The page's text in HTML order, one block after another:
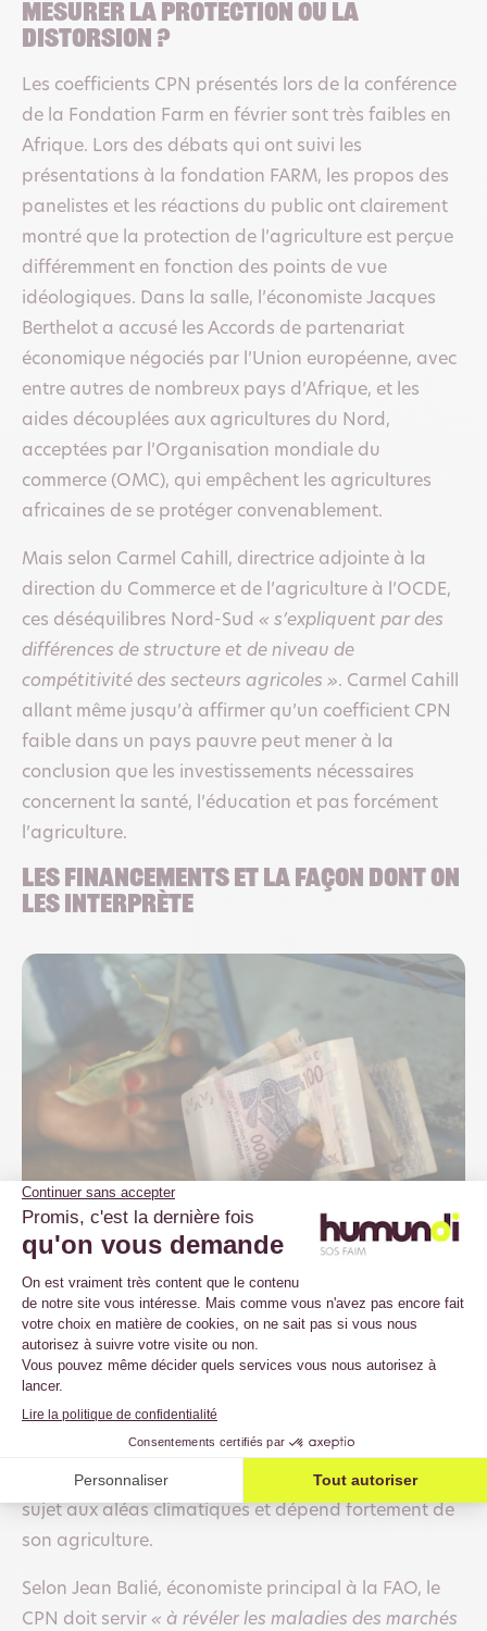
Mesurer la protection ou la
distorsion ?
Les coefficients CPN présentés lors de la conférence
de la Fondation Farm en février sont très faibles en
Afrique. Lors des débats qui ont suivi les
présentations à la fondation FARM, les propos des
panelistes et les réactions du public ont clairement
montré que la protection de l’agriculture est perçue
différemment en fonction des points de vue
idéologiques. Dans la salle, l’économiste Jacques
Berthelot a accusé les Accords de partenariat
économique négociés par l’Union européenne, avec
entre autres de nombreux pays d’Afrique, et les
aides découplées aux agricultures du Nord,
acceptées par l’Organisation mondiale du
commerce (OMC), qui empêchent les agricultures
africaines de se protéger convenablement.
Mais selon Carmel Cahill, directrice adjointe à la
direction du Commerce et de l’agriculture à l’OCDE,
ces déséquilibres Nord-Sud « s’expliquent par des
différences de structure et de niveau de
compétitivité des secteurs agricoles ». Carmel Cahill
allant même jusqu’à affirmer qu’un coefficient CPN
faible dans un pays pauvre peut mener à la
conclusion que les investissements nécessaires
concernent la santé, l’éducation et pas forcément
l’agriculture.
Les financements et la façon dont on
les interprète
Analyser la nature des soutiens c’est en effet être
obligé de faire des choix et de proposer des priorités
en matière d’investissements, qui reflètent une
opinion fondée idéologiquement. Jean-Christophe
Debar, directeur de la Fondation FARM a ainsi
défendu l’idée que l’aide aux assurances récoltes
est trop faible en Afrique alors que le continent est
sujet aux aléas climatiques et dépend fortement de
son agriculture.
Selon Jean Balié, économiste principal à la FAO, le
CPN doit servir « à révéler les maladies des marchés